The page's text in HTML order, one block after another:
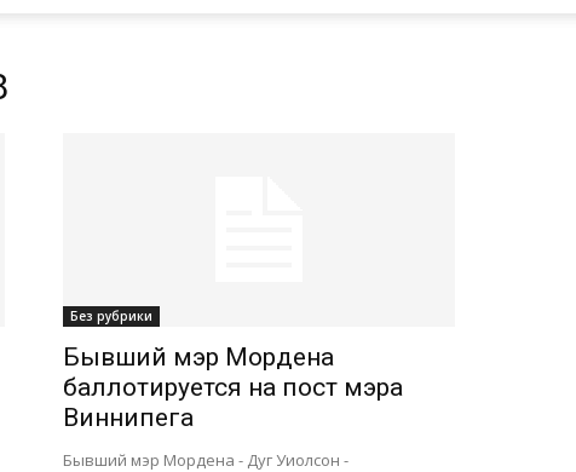
Без рубрики
Бывший мэр Мордена
баллотируется на пост мэра
Виннипега
Бывший мэр Мордена - Дуг Уиолсон -